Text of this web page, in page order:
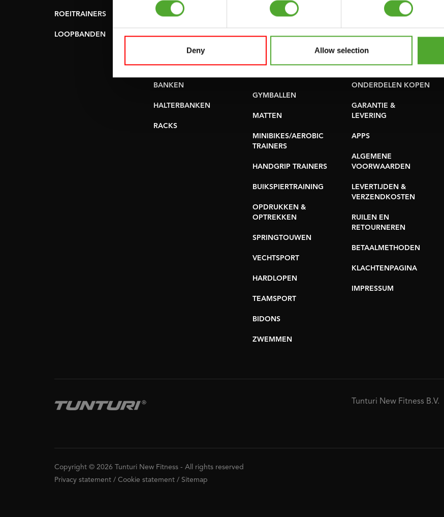
Deny Allow selection
ROEITRAINERS
LOOPBANDEN
KRACHT STATIONS
SMITH MACHINES
PULLEY STATIONS
VERSTELBARE
BANKEN
HALTERBANKEN
RACKS
WEERSTANDSTRAINING
BEHENDIGHEID
YOGA & PILATES
GYMBALLEN
MATTEN
MINIBIKES/AEROBIC
TRAINERS
HANDGRIP TRAINERS
BUIKSPIERTRAINING
OPDRUKKEN &
OPTREKKEN
SPRINGTOUWEN
VECHTSPORT
HARDLOPEN
TEAMSPORT
BIDONS
ZWEMMEN
PRODUCTHANDLEIDINGEN
OUDE
PROBLEEM MELDEN
ONDERDELEN KOPEN
GARANTIE &
LEVERING
APPS
ALGEMENE
VOORWAARDEN
LEVERTIJDEN &
VERZENDKOSTEN
RUILEN EN
RETOURNEREN
BETAALMETHODEN
KLACHTENPAGINA
IMPRESSUM
Tunturi New Fitness B.V.
Copyright © 2026 Tunturi New Fitness - All rights reserved
Privacy statement / Cookie statement / Sitemap